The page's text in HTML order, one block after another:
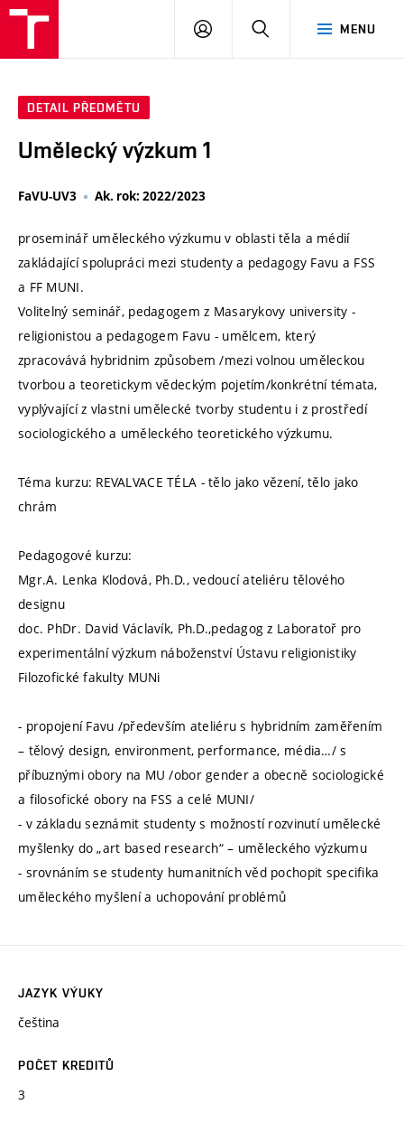
MENU
PŘIHLÁSIT
DETAIL PŘEDMĚTU
Umělecký výzkum 1
FaVU-UV3 Ak. rok: 2022/2023
proseminář uměleckého výzkumu v oblasti těla a médií
zakládající spolupráci mezi studenty a pedagogy Favu a FSS
a FF MUNI.
Volitelný seminář, pedagogem z Masarykovy university -
religionistou a pedagogem Favu - umělcem, který
zpracovává hybridnim způsobem /mezi volnou uměleckou
tvorbou a teoretickym vědeckým pojetím/konkrétní témata,
vyplývající z vlastni umělecké tvorby studentu i z prostředí
sociologického a uměleckého teoretického výzkumu.
Téma kurzu: REVALVACE TÉLA - tělo jako vězení, tělo jako
chrám
Pedagogové kurzu:
Mgr.A. Lenka Klodová, Ph.D., vedoucí ateliéru tělového
designu
doc. PhDr. David Václavík, Ph.D.,pedagog z Laboratoř pro
experimentální výzkum náboženství Ústavu religionistiky
Filozofické fakulty MUNi
- propojení Favu /především ateliéru s hybridním zaměřením
– tělový design, environment, performance, média…/ s
příbuznými obory na MU /obor gender a obecně sociologické
a filosofické obory na FSS a celé MUNI/
- v základu seznámit studenty s možností rozvinutí umělecké
myšlenky do „art based research“ – uměleckého výzkumu
- srovnáním se studenty humanitních věd pochopit specifika
uměleckého myšlení a uchopování problémů
JAZYK VÝUKY
čeština
POČET KREDITŮ
3